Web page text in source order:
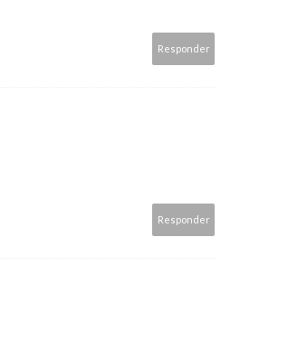
Responder
Responder